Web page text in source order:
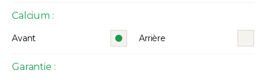
Calcium :
Avant Arrière
Garantie :